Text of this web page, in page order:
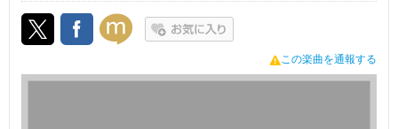
この楽曲を通報する